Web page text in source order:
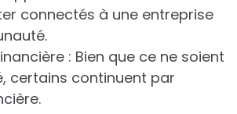
connectés à une entreprise
: Bien que ce ne soient
certains continuent par